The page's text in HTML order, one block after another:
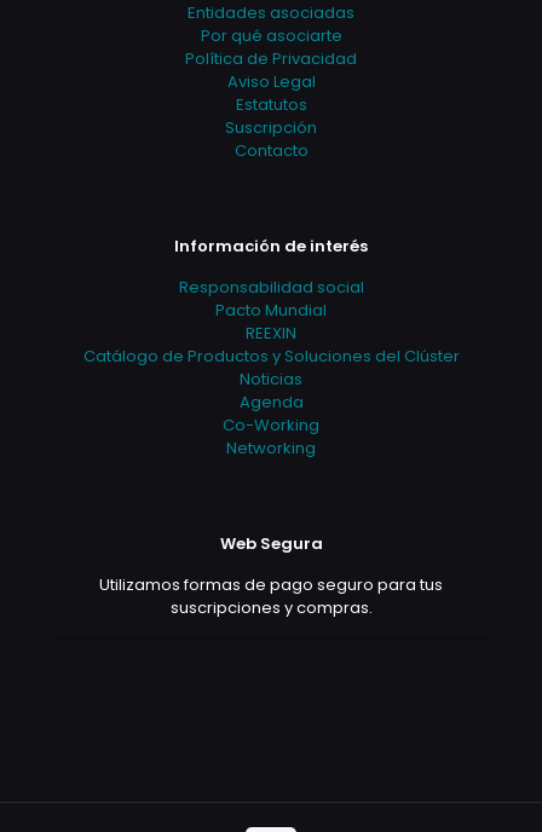
Entidades asociadas
Por qué asociarte
Política de Privacidad
Aviso Legal
Estatutos
Suscripción
Contacto
Información de interés
Responsabilidad social
Pacto Mundial
REEXIN
Catálogo de Productos y Soluciones del Clúster
Noticias
Agenda
Co-Working
Networking
Web Segura
Utilizamos formas de pago seguro para tus
suscripciones y compras.